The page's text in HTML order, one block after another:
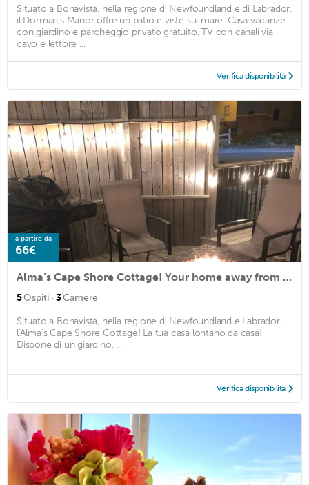
Situato a Bonavista, nella regione di Newfoundland e di Labrador,
il Dorman's Manor offre un patio e viste sul mare. Casa vacanze
con giardino e parcheggio privato gratuito. TV con canali via
cavo e lettore ...
Verifica disponibilità
a partire da
66€
Alma’s Cape Shore Cottage! Your home away from home!
5Ospiti · 3Camere
Situato a Bonavista, nella regione di Newfoundland e Labrador,
l'Alma's Cape Shore Cottage! La tua casa lontano da casa!
Dispone di un giardino. ...
Verifica disponibilità